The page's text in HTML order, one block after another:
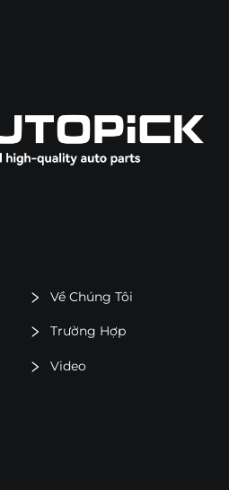
Về Chúng Tôi
Trường Hợp
Video